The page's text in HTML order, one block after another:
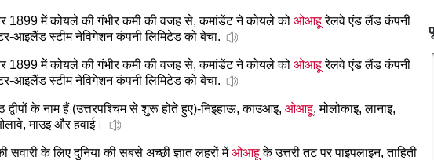
1899 में कोयले की गंभीर कमी की वजह से, कमांडेंट ने कोयले को ओआहूरेलवे एंड लैंड कंपनी
आइलैंड स्टीम नेविगेशन कंपनी लिमिटेड को बेचा.
1899 में कोयले की गंभीर कमी की वजह से, कमांडेंट ने कोयले को ओआहूरेलवे एंड लैंड कंपनी
आइलैंड स्टीम नेविगेशन कंपनी लिमिटेड को बेचा.
के नाम हैं (उत्तरपश्चिम से शुरू होते हुए)-निइहाऊ, काउआइ, ओआहू, मोलोकाइ, लानाइ,
माउइ और हवाई।
सवारी के लिए दुनिया की सबसे अच्छी ज्ञात लहरों मेंओआहूके उत्तरी तट पर पाइपलाइन, ताहिती